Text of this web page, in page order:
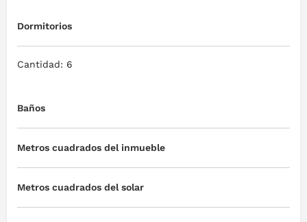
Dormitorios
Cantidad: 6
Baños
Metros cuadrados del inmueble
Metros cuadrados del solar